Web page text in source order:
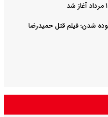
شدن؛ فیلم قتل حمیدرضا